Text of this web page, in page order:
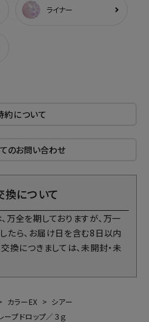
ライナー
約について
のお問い合わせ
換について
万全を期しておりますが、万一
たら、お届け日を含む8日以内
換につきましては、未開封・未
カラーEX
シアー
プドロップ／３ｇ